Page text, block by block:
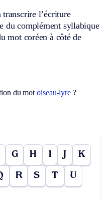
transcrire l’écriture
du complément syllabique
mot coréen à côté de
du motoiseau-lyre ?
G H I J K
R S T U